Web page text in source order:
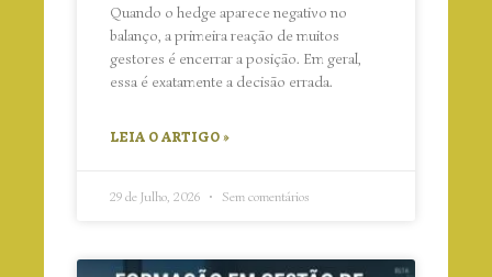
Quando o hedge aparece negativo no
balanço, a primeira reação de muitos
gestores é encerrar a posição. Em geral,
essa é exatamente a decisão errada.
LEIA O ARTIGO »
29 de Julho, 2026 Sem comentários